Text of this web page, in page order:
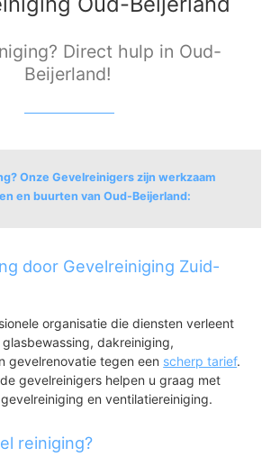
Direct hulp in Oud-
Beijerland!
Onze Gevelreinigers zijn werkzaam
en buurten van Oud-Beijerland:
Bosschen
Rembrandtstraat
door Gevelreiniging Zuid-
organisatie die diensten verleent
dakreiniging,
gevelrenovatie tegen een scherp tarief.
gevelreinigers helpen u graag met
en ventilatiereiniging.
reiniging?